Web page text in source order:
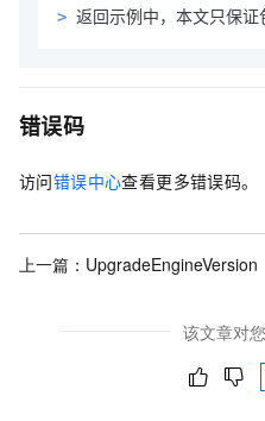
> 返回示例中，本文只保
错误码
访问错误中心查看更多错误码。
上一篇： UpgradeEngineVersion
该文章对